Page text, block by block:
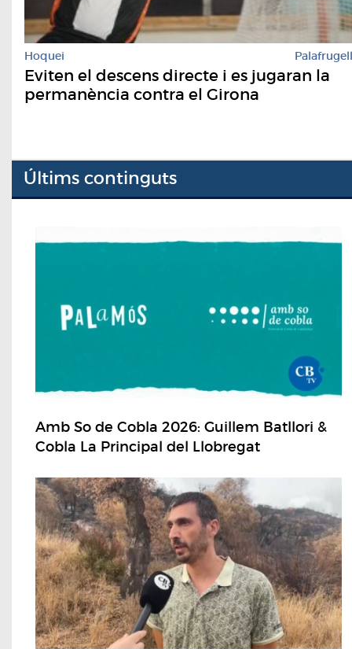
Hoquei Palafrugell
Eviten el descens directe i es jugaran la
permanència contra el Girona
Últims continguts
Amb So de Cobla 2026: Guillem Batllori &
Cobla La Principal del Llobregat